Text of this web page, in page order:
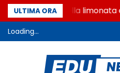
ULTIMA ORA
La denuncia della limonata
Loading...